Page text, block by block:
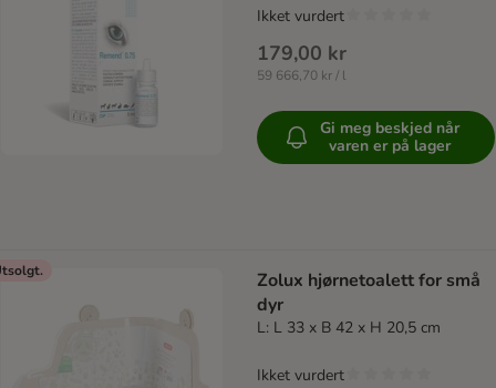
179,00 kr
59 666,70 kr / l
Ikket vurdert
Gi meg beskjed når
varen er på lager
Zolux hjørnetoalett for små
dyr
L: L 33 x B 42 x H 20,5 cm
Ikket vurdert